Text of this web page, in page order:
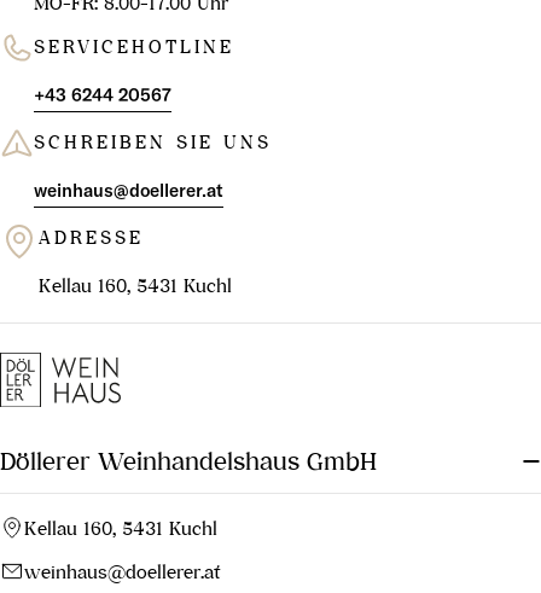
SERVICEHOTLINE
+43 6244 20567
SCHREIBEN SIE UNS
weinhaus@doellerer.at
ADRESSE
Kellau 160, 5431 Kuchl
Döllerer Weinhandelshaus GmbH
Kellau 160, 5431 Kuchl
weinhaus@doellerer.at